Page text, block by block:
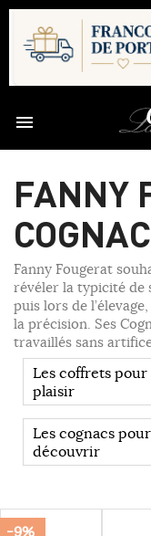

FANNY
COGNAC
Fanny Fougerat
révéler la typicité de
puis lors de
la précision. Ses
travaillés sans
Les coffrets pour
plaisir
Les cognacs pour
découvrir
-9%